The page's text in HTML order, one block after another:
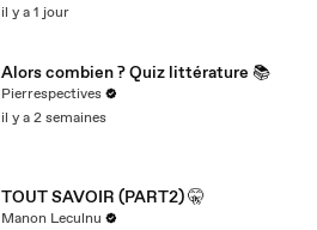
il y a 1 jour
Alors combien ? Quiz littérature 📚
Pierrespectives
il y a 2 semaines
TOUT SAVOIR (PART2) 🤫
Manon Leculnu